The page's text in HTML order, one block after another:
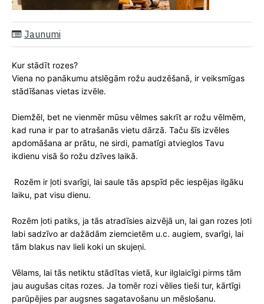
Jaunumi
Kur stādīt rozes?
Viena no panākumu atslēgām rožu audzēšanā, ir veiksmīgas
stādīšanas vietas izvēle.
Diemžēl, bet ne vienmēr mūsu vēlmes sakrīt ar rožu vēlmēm,
kad runa ir par to atrašanās vietu dārzā. Taču šīs izvēles
apdomāšana ar prātu, ne sirdi, pamatīgi atvieglos Tavu
ikdienu visā šo rožu dzīves laikā.
Rozēm ir ļoti svarīgi, lai saule tās apspīd pēc iespējas ilgāku
laiku, pat visu dienu.
Rozēm ļoti patiks, ja tās atradīsies aizvējā un, lai gan rozes ļoti
labi sadzīvo ar dažādām ziemcietēm u.c. augiem, svarīgi, lai
tām blakus nav lieli koki un skujeņi.
Vēlams, lai tās netiktu stādītas vietā, kur ilglaicīgi pirms tām
jau augušas citas rozes. Ja tomēr rozi vēlies tieši tur, kārtīgi
parūpējies par augsnes sagatavošanu un mēslošanu.